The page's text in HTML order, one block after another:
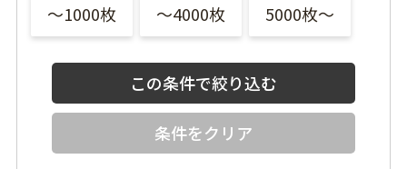
〜1000枚 〜4000枚 5000枚〜
条件をクリア